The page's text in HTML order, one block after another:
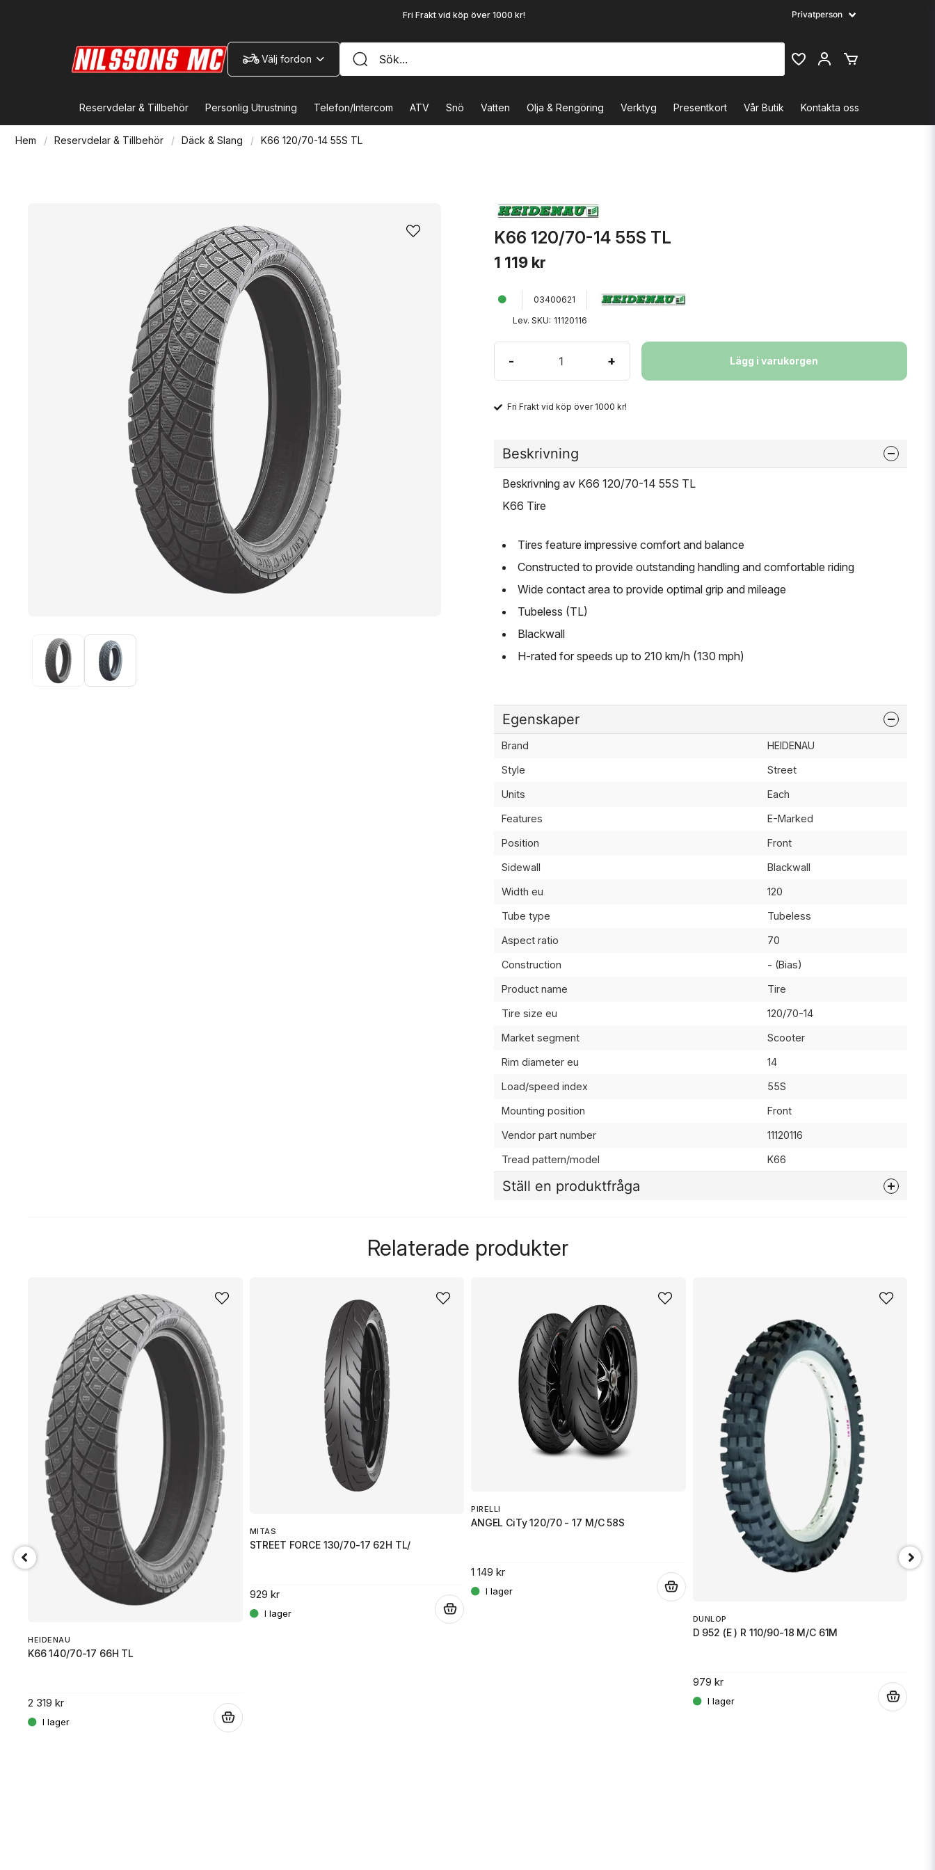
Fri Frakt vid köp över 1000 kr!
Välj fordon
Reservdelar & Tillbehör Personlig Utrustning Telefon/Intercom ATV Snö Vatten Olja & Rengöring Verktyg Presentkort Vår Butik Kontakta oss
Hem Reservdelar & Tillbehör Däck & Slang K66 120/70-14 55S TL
K66 120/70-14 55S TL
1 119 kr
03400621
Lev. SKU: 11120116
- + Lägg i varukorgen
Fri Frakt vid köp över 1000 kr!
Beskrivning
Beskrivning av K66 120/70-14 55S TL
K66 Tire
Tires feature impressive comfort and balance
Constructed to provide outstanding handling and comfortable riding
Wide contact area to provide optimal grip and mileage
Tubeless (TL)
Blackwall
H-rated for speeds up to 210 km/h (130 mph)
Egenskaper
Brand HEIDENAU
Style Street
Units Each
Features E-Marked
Position Front
Sidewall Blackwall
Width eu 120
Tube type Tubeless
Aspect ratio 70
Construction - (Bias)
Product name Tire
Tire size eu 120/70-14
Market segment Scooter
Rim diameter eu 14
Load/speed index 55S
Mounting position Front
Vendor part number 11120116
Tread pattern/model K66
Ställ en produktfråga
Ja, ni får publicera min fråga
Skicka fråga
Relaterade produkter
HEIDENAU
K66 140/70-17 66H TL
2 319 kr
MITAS
STREET FORCE 130/70-17 62H TL/
929 kr
PIRELLI
ANGEL CiTy 120/70 - 17 M/C 58S
1 149 kr
DUNLOP
D 952 (E ) R 110/90-18 M/C 61M
979 kr